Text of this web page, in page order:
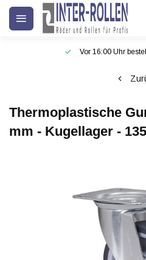
Vor 16:00 Uhr
Thermoplastische
mm - Kugellager -